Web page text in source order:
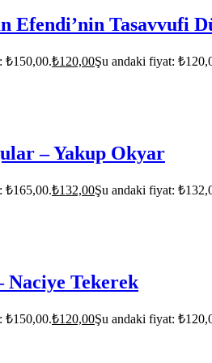
Efendi’nin Tasavvufi
₺150,00.₺120,00Şu andaki fiyat:
– Yakup Okyar
₺165,00.₺132,00Şu andaki fiyat:
Naciye Tekerek
₺150,00.₺120,00Şu andaki fiyat: